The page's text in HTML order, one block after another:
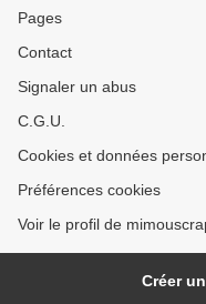
Pages
Contact
Signaler un abus
C.G.U.
Cookies et données
Préférences cookies
Voir le profil de
Créer